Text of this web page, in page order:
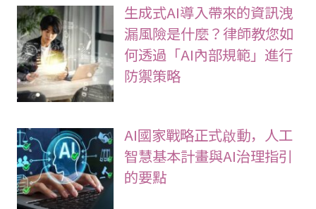
生成式AI導入帶來的資訊洩
漏風險是什麼？律師教您如
何透過「AI內部規範」進行
防禦策略
AI國家戰略正式啟動，人工
智慧基本計畫與AI治理指引
的要點